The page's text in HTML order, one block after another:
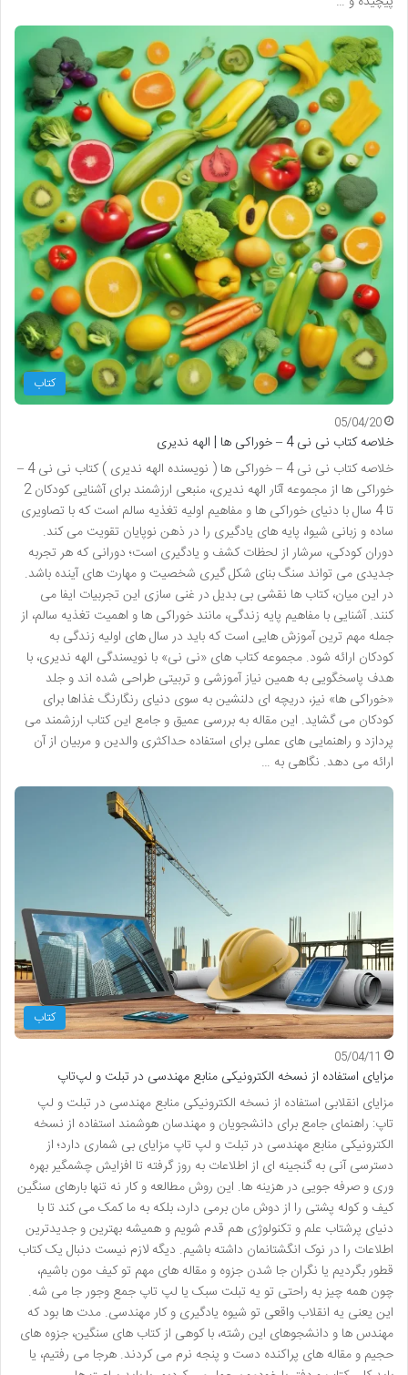
کتاب
05/04/20
خلاصه کتاب نی نی 4 – خوراکی ها | الهه ندیری
خلاصه کتاب نی نی 4 – خوراکی ها ( نویسنده الهه ندیری ) کتاب نی نی 4 –
خوراکی ها از مجموعه آثار الهه ندیری، منبعی ارزشمند برای آشنایی کودکان 2
تا 4 سال با دنیای خوراکی ها و مفاهیم اولیه تغذیه سالم است که با تصاویری
ساده و زبانی شیوا، پایه های یادگیری را در ذهن نوپایان تقویت می کند.
دوران کودکی، سرشار از لحظات کشف و یادگیری است؛ دورانی که هر تجربه
جدیدی می تواند سنگ بنای شکل گیری شخصیت و مهارت های آینده باشد.
در این میان، کتاب ها نقشی بی بدیل در غنی سازی این تجربیات ایفا می
کنند. آشنایی با مفاهیم پایه زندگی، مانند خوراکی ها و اهمیت تغذیه سالم، از
جمله مهم ترین آموزش هایی است که باید در سال های اولیه زندگی به
کودکان ارائه شود. مجموعه کتاب های «نی نی» با نویسندگی الهه ندیری، با
هدف پاسخگویی به همین نیاز آموزشی و تربیتی طراحی شده اند و جلد
«خوراکی ها» نیز، دریچه ای دلنشین به سوی دنیای رنگارنگ غذاها برای
کودکان می گشاید. این مقاله به بررسی عمیق و جامع این کتاب ارزشمند می
پردازد و راهنمایی های عملی برای استفاده حداکثری والدین و مربیان از آن
ارائه می دهد. نگاهی به …
کتاب
05/04/11
مزایای استفاده از نسخه الکترونیکی منابع مهندسی در تبلت و لپ‌تاپ
مزایای انقلابی استفاده از نسخه الکترونیکی منابع مهندسی در تبلت و لپ
تاپ: راهنمای جامع برای دانشجویان و مهندسان هوشمند استفاده از نسخه
الکترونیکی منابع مهندسی در تبلت و لپ تاپ مزایای بی شماری دارد؛ از
دسترسی آنی به گنجینه ای از اطلاعات به روز گرفته تا افزایش چشمگیر بهره
وری و صرفه جویی در هزینه ها. این روش مطالعه و کار نه تنها بارهای سنگین
کیف و کوله پشتی را از دوش مان برمی دارد، بلکه به ما کمک می کند تا با
دنیای پرشتاب علم و تکنولوژی هم قدم شویم و همیشه بهترین و جدیدترین
اطلاعات را در نوک انگشتانمان داشته باشیم. دیگه لازم نیست دنبال یک کتاب
قطور بگردیم یا نگران جا شدن جزوه و مقاله های مهم تو کیف مون باشیم،
چون همه چیز به راحتی تو یه تبلت سبک یا لپ تاپ جمع وجور جا می شه.
این یعنی یه انقلاب واقعی تو شیوه یادگیری و کار مهندسی. مدت ها بود که
مهندس ها و دانشجوهای این رشته، با کوهی از کتاب های سنگین، جزوه های
حجیم و مقاله های پراکنده دست و پنجه نرم می کردند. هرجا می رفتیم، یا